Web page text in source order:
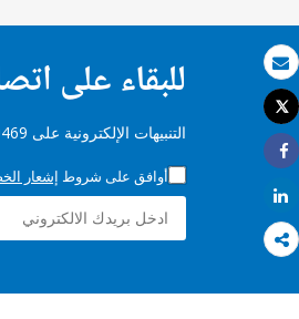
بريد الكتروني
طباعة
Tweet
Share
Share
للبقاء على
التنبيهات الإلكترونية على Project P009469
أوافق على شروط إشعار